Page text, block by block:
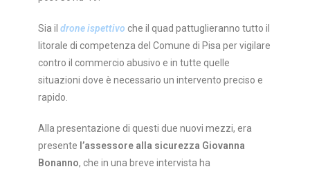
Sia il drone ispettivo che il quad pattuglieranno tutto il
litorale di competenza del Comune di Pisa per vigilare
contro il commercio abusivo e in tutte quelle
situazioni dove è necessario un intervento preciso e
rapido.
Alla presentazione di questi due nuovi mezzi, era
presente l’assessore alla sicurezza Giovanna
Bonanno, che in una breve intervista ha